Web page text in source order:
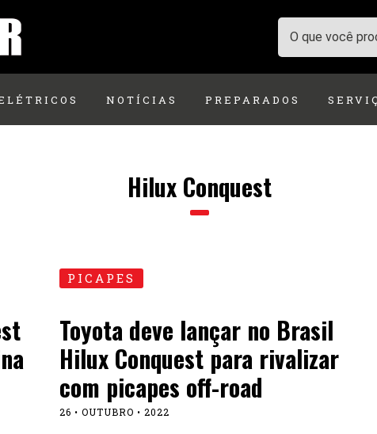
NOTÍCIAS PREPARADOS
Hilux Conquest
PICAPES
Toyota deve lançar no Brasil
Hilux Conquest para rivalizar
com picapes off-road
26 • OUTUBRO • 2022